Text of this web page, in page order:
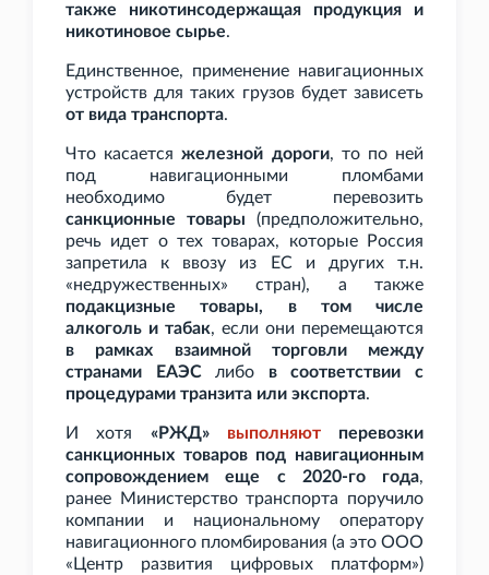
также никотинсодержащая продукция и
никотиновое сырье.
Единственное, применение навигационных
устройств для таких грузов будет зависеть
от вида транспорта.
Что касаетсяжелезной дороги, то по ней
под навигационными пломбами
необходимо будет перевозить
санкционные товары (предположительно,
речь идет о тех товарах, которые Россия
запретила к ввозу из ЕС и других т.н.
«недружественных» стран), а также
подакцизные товары, в том числе
алкоголь и табак, если они перемещаются
в рамках взаимной торговли между
странами ЕАЭСлибо в соответствии с
процедурами транзита или экспорта.
И хотя «РЖД» выполняютперевозки
санкционных товаров под навигационным
сопровождением еще с 2020-го года,
ранее Министерство транспорта поручило
компании и национальному оператору
навигационного пломбирования (а это ООО
«Центр развития цифровых платформ»)